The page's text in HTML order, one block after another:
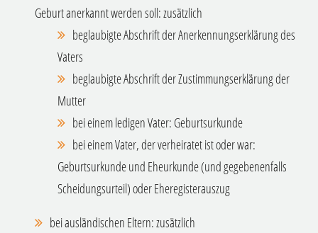
Geburt anerkannt werden soll: zusätzlich
beglaubigte Abschrift der Anerkennungserklärung des
Vaters
beglaubigte Abschrift der Zustimmungserklärung der
Mutter
bei einem ledigen Vater: Geburtsurkunde
bei einem Vater, der verheiratet ist oder war:
Geburtsurkunde und Eheurkunde (und gegebenenfalls
Scheidungsurteil) oder Eheregisterauszug
bei ausländischen Eltern: zusätzlich